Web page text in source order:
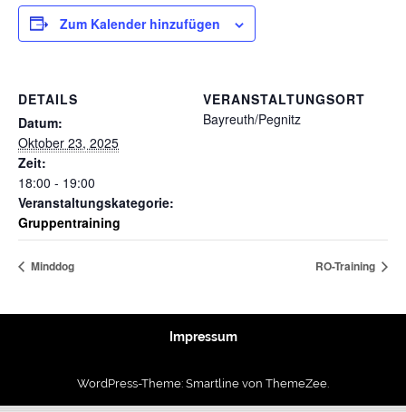
Zum Kalender hinzufügen
DETAILS
Datum:
Oktober 23, 2025
Zeit:
18:00 - 19:00
Veranstaltungskategorie:
Gruppentraining
VERANSTALTUNGSORT
Bayreuth/Pegnitz
Minddog RO-Training
Impressum
WordPress-Theme: Smartline von ThemeZee.